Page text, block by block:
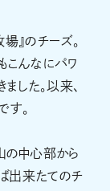
』のチーズ。
こんなにパワ
した。以来、
す。
の中心部から
出来たてのチ